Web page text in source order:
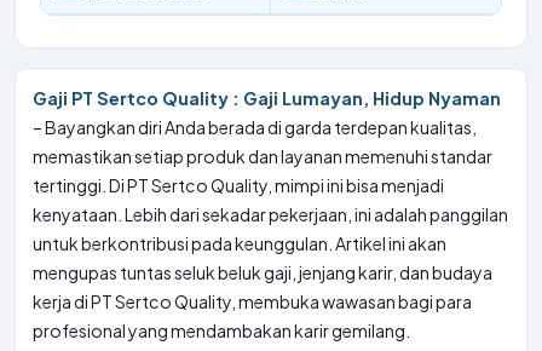
Gaji PT Sertco Quality : Gaji Lumayan, Hidup Nyaman
– Bayangkan diri Anda berada di garda terdepan kualitas,
memastikan setiap produk dan layanan memenuhi standar
tertinggi. Di PT Sertco Quality, mimpi ini bisa menjadi
kenyataan. Lebih dari sekadar pekerjaan, ini adalah panggilan
untuk berkontribusi pada keunggulan. Artikel ini akan
mengupas tuntas seluk beluk gaji, jenjang karir, dan budaya
kerja di PT Sertco Quality, membuka wawasan bagi para
profesional yang mendambakan karir gemilang.